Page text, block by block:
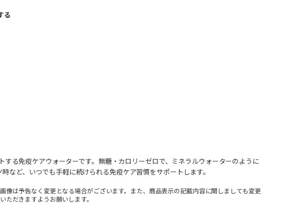
る
る免疫ケアウォーターです。無糖・カロリーゼロで、ミネラルウォーターのように
など、いつでも手軽に続けられる免疫ケア習慣をサポートします。
は予告なく変更となる場合がございます。また、商品表示の記載内容に関しましても変更
ただきますようお願いします。